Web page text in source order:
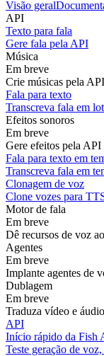
Visão geral
API
Texto para fala
Gere fala pela API
Música
Em breve
Crie músicas pela API
Fala para texto
Transcreva fala em
Efeitos sonoros
Em breve
Gere efeitos pela API
Fala para texto em
Transcreva fala em
Clonagem de voz
Clone vozes para
Motor de fala
Em breve
Dê recursos de voz
Agentes
Em breve
Implante agentes de
Dublagem
Em breve
Traduza vídeo e
API
Início rápido da Fish
Teste geração de